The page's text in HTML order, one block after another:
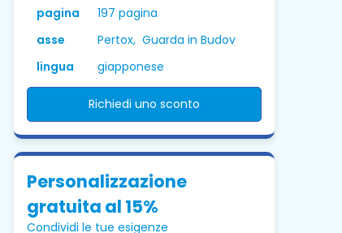
pagina
197 pagina
asse
Pertox, Guarda in Budov
lingua
giapponese
Richiedi uno sconto
Personalizzazione
gratuita al 15%
Condividi le tue esigenze